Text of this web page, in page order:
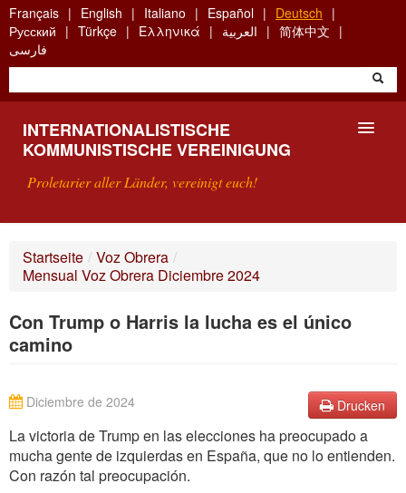
Skip
to
main
content
Français English Italiano Español
Deutsch
Русский
Türkçe Ελληνικά العربية
简体中文
فارسی
INTERNATIONALISTISCHE
KOMMUNISTISCHE VEREINIGUNG
Proletarier aller Länder, vereinigt euch!
WAS IST DIE IKV?
SUCHE
Startseite / Voz Obrera /
Mensual Voz Obrera Diciembre 2024
Con Trump o Harris la lucha es el único
camino
Drucken
Diciembre de 2024
La victoria de Trump en las elecciones ha preocupado a
mucha gente de izquierdas en España, que no lo entienden.
Con razón tal preocupación.